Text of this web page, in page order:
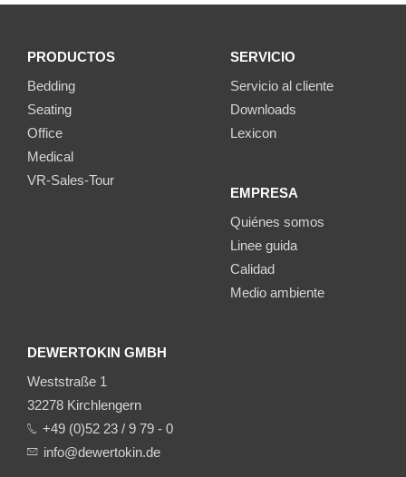
PRODUCTOS
Bedding
Seating
Office
Medical
VR-Sales-Tour
SERVICIO
Servicio al cliente
Downloads
Lexicon
EMPRESA
Quiénes somos
Linee guida
Calidad
Medio ambiente
DEWERTOKIN GMBH
Weststraße 1
32278 Kirchlengern
+49 (0)52 23 / 9 79 - 0
info@dewertokin.de